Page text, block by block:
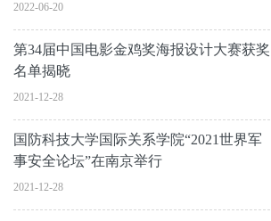
2022-06-20
第34届中国电影金鸡奖海报设计大赛获奖
名单揭晓
2021-12-28
国防科技大学国际关系学院“2021世界军
事安全论坛”在南京举行
2021-12-28